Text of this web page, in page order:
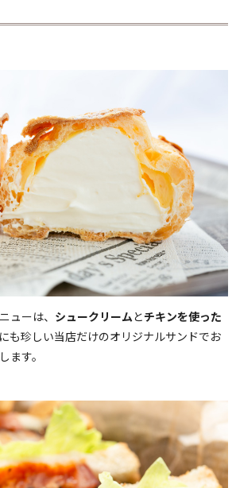
ューは、 シュークリームとチキンを使った
も珍しい当店だけのオリジナルサンドでお
ます。